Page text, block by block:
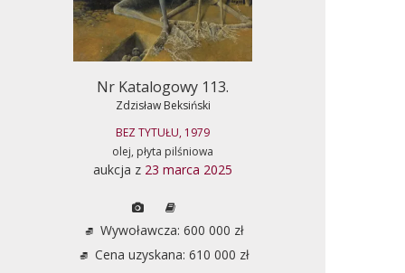
Nr Katalogowy 113.
Zdzisław Beksiński
BEZ TYTUŁU, 1979
olej, płyta pilśniowa
aukcja z 23 marca 2025
Wywoławcza: 600 000 zł
Cena uzyskana: 610 000 zł